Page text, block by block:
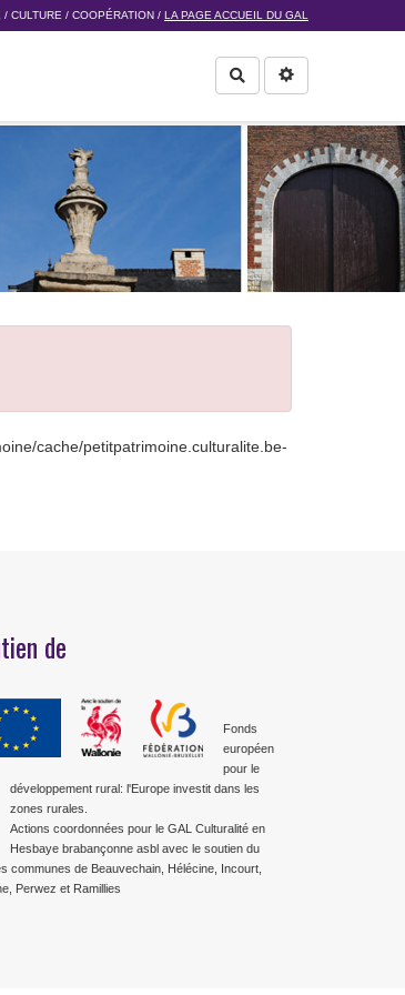
/ CULTURE / COOPÉRATION / LA PAGE ACCUEIL DU GAL
Rechercher
cache/petitpatrimoine.culturalite.be-
de
Fonds
européen
pour le
développement rural: l'Europe investit dans les
zones rurales.
Actions coordonnées pour le GAL Culturalité en
Hesbaye brabançonne asbl avec le soutien du
communes de Beauvechain, Hélécine, Incourt,
Perwez et Ramillies